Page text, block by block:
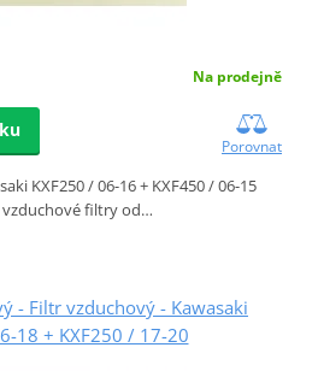
Na prodejně
Porovnat
KXF250 / 06-16 + KXF450 / 06-15
vzduchové filtry od…
- Filtr vzduchový - Kawasaki
18 + KXF250 / 17-20